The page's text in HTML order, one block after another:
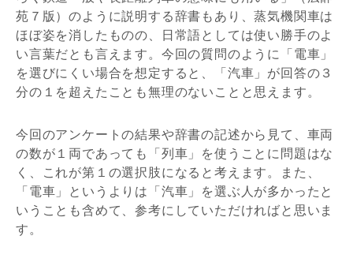
苑７版）のように説明する辞書もあり、蒸気機関車は
ほぼ姿を消したものの、日常語としては使い勝手のよ
い言葉だとも言えます。今回の質問のように「電車」
を選びにくい場合を想定すると、「汽車」が回答の３
分の１を超えたことも無理のないことと思えます。
今回のアンケートの結果や辞書の記述から見て、車両
の数が１両であっても「列車」を使うことに問題はな
く、これが第１の選択肢になると考えます。また、
「電車」というよりは「汽車」を選ぶ人が多かったと
いうことも含めて、参考にしていただければと思いま
す。